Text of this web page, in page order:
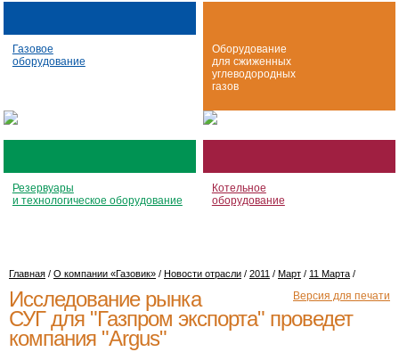
Газовое
оборудование
Оборудование
для сжиженных
углеводородных
газов
Резервуары
и технологическое оборудование
Котельное
оборудование
Главная / О компании «Газовик» / Новости отрасли / 2011 / Март / 11 Марта /
Версия для печати
Исследование рынка
СУГ для "Газпром экспорта" проведет
компания "Argus"